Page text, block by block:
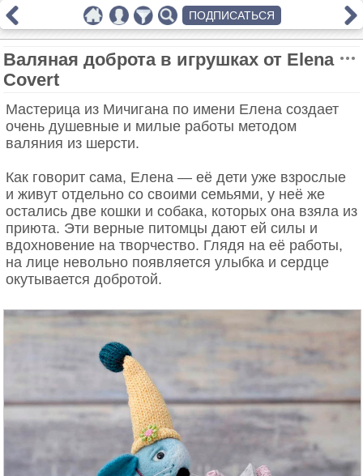
Валяная доброта в игрушках от Elena
Covert
Мастерица из Мичигана по имени Елена создает
очень душевные и милые работы методом
валяния из шерсти.
Как говорит сама, Елена — её дети уже взрослые
и живут отдельно со своими семьями, у неё же
остались две кошки и собака, которых она взяла из
приюта. Эти верные питомцы дают ей силы и
вдохновение на творчество. Глядя на её работы,
на лице невольно появляется улыбка и сердце
окутывается добротой.
ПОДПИСАТЬСЯ